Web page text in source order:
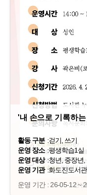
'내 손으로 기록하
활동 구분 :걷기, 쓰기
운영 장소 :평생학습1실
운영 대상 :청년, 중장년,
운영 기관 :화도진도서관
운영 기간 : 26-05-12 ~